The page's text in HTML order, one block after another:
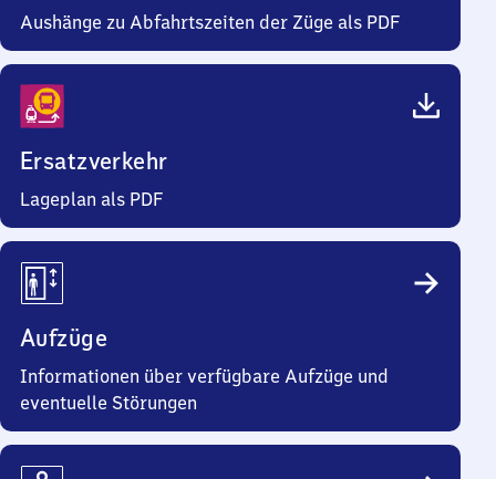
Aushänge zu Abfahrtszeiten der Züge als PDF
Ersatzverkehr
Lageplan als PDF
Aufzüge
Informationen über verfügbare Aufzüge und
eventuelle Störungen